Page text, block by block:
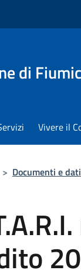
di
Vivere il
> Documenti e dati